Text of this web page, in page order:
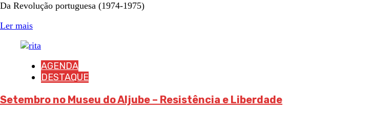
Da Revolução portuguesa (1974-1975)
Ler mais
AGENDA
DESTAQUE
Setembro no Museu do Aljube – Resistência e Liberdade